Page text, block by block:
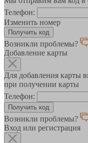
Телефон:
Изменить номер
Возникли проблемы?
Добавление карты
Для добавления карты
при получении карты
Телефон:
Возникли проблемы?
Вход или регистрация